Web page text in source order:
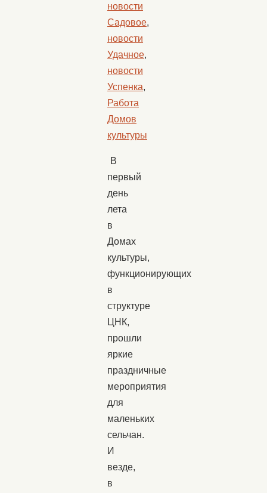
новости
Садовое,
новости
Удачное,
новости
Успенка,
Работа
Домов
культуры
В
первый
день
лета
в
Домах
культуры,
функционирующих
в
структуре
ЦНК,
прошли
яркие
праздничные
мероприятия
для
маленьких
сельчан.
И
везде,
в